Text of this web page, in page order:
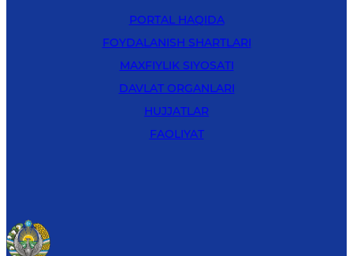
PORTAL HAQIDA
FOYDALANISH SHARTLARI
MAXFIYLIK SIYOSATI
DAVLAT ORGANLARI
HUJJATLAR
FAOLIYAT